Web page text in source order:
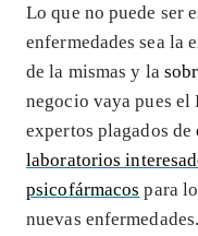
Lo que no puede ser
enfermedades sea la
de la mismas y la
negocio vaya pues el
expertos plagados de
laboratorios
psicofármacos para
nuevas enfermedades.